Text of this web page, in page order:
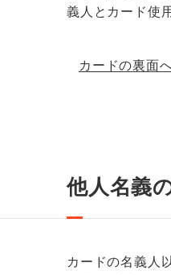
義人とカード使
カードの裏面
他人名義
カードの名義人